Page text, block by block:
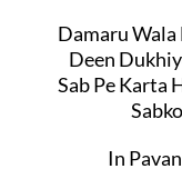
Damaru Wala
Deen
Sab Pe Karta
In